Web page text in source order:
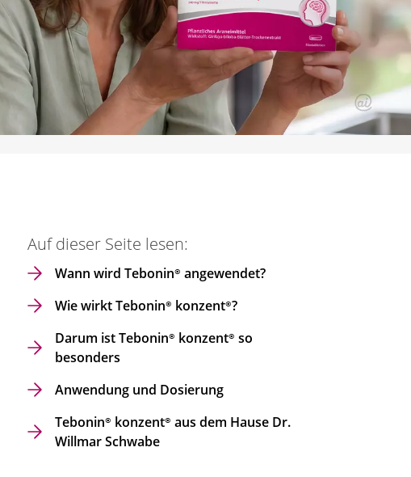
Auf dieser Seite lesen:
Wann wird Tebonin® angewendet?
Wie wirktTebonin® konzent®?
Darum istTebonin® konzent® so
besonders
Anwendung und Dosierung
Tebonin® konzent® aus dem Hause Dr.
Willmar Schwabe